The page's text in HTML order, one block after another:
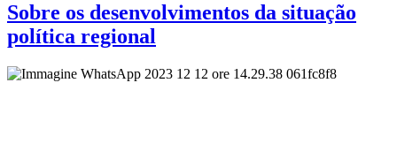
Sobre os desenvolvimentos da situação
política regional